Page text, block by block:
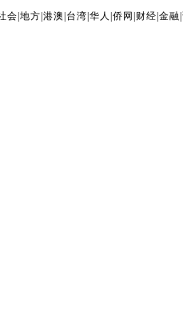
会 |地方 |港澳 台湾 |华人 |侨网 财经 |金融 |